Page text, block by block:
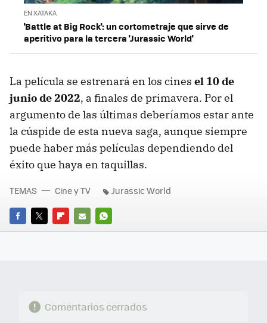
EN XATAKA
'Battle at Big Rock': un cortometraje que sirve de
aperitivo para la tercera 'Jurassic World'
La película se estrenará en los cines el 10 de
junio de 2022, a finales de primavera. Por el
argumento de las últimas deberíamos estar ante
la cúspide de esta nueva saga, aunque siempre
puede haber más películas dependiendo del
éxito que haya en taquillas.
FACEBOOK
TWITTERFLIPBOARD
E-
WHATSAPP
TEMAS Cine y TV Jurassic World
Comentarios cerrados